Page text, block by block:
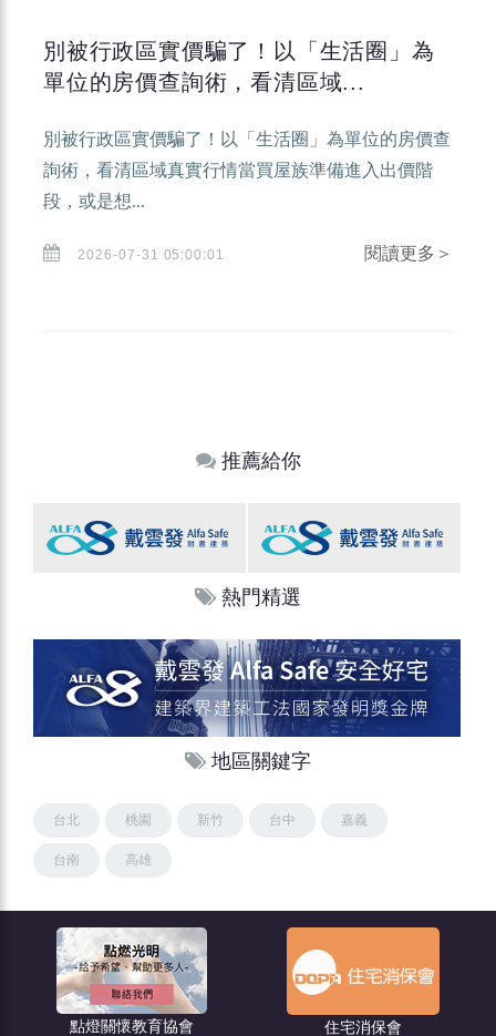
別被行政區實價騙了！以「生活圈」為
單位的房價查詢術，看清區域...
別被行政區實價騙了！以「生活圈」為單位的房價查
詢術，看清區域真實行情當買屋族準備進入出價階
段，或是想...
2026-07-31 05:00:01 閱讀更多＞
推薦給你
熱門精選
地區關鍵字
台北 桃園 新竹 台中 嘉義
台南 高雄
住宅消保會 都市更新－危老王